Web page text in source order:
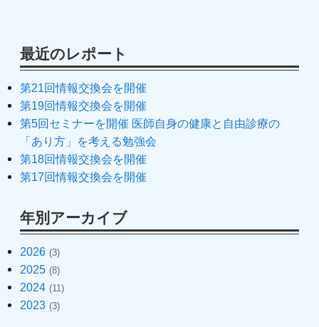
最近のレポート
第21回情報交換会を開催
第19回情報交換会を開催
第5回セミナーを開催 医師自身の健康と自由診療の
「あり方」を考える勉強会
第18回情報交換会を開催
第17回情報交換会を開催
年別アーカイブ
2026 (3)
2025 (8)
2024 (11)
2023 (3)